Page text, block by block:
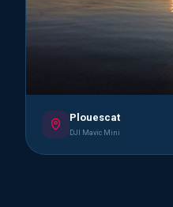
Plouescat
DJI Mavic Mini